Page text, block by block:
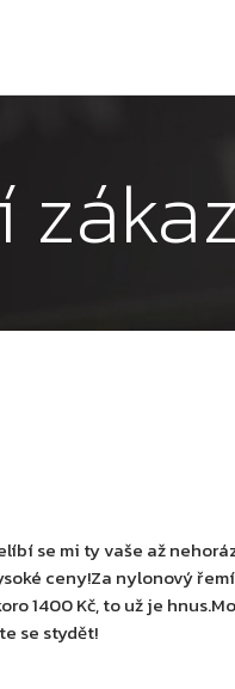
se mi ty vaše až
ceny!Za nylonový
1400 Kč, to už je
se stydět!